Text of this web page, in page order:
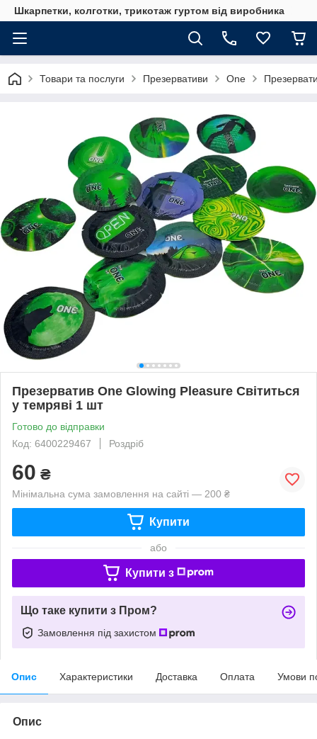
Шкарпетки, колготки, трикотаж гуртом від виробника
Товари та послуги Презервативи One
Презерватив One Glowing Pleasure Світиться
у темряві 1 шт
Готово до відправки
Код: 6400229467
Роздріб
60 ₴
Мінімальна сума замовлення на сайті — 200 ₴
Купити
або
Купити з
Що таке купити з Пром?
Замовлення під захистом
Опис Характеристики Доставка Оплата Умови
Опис